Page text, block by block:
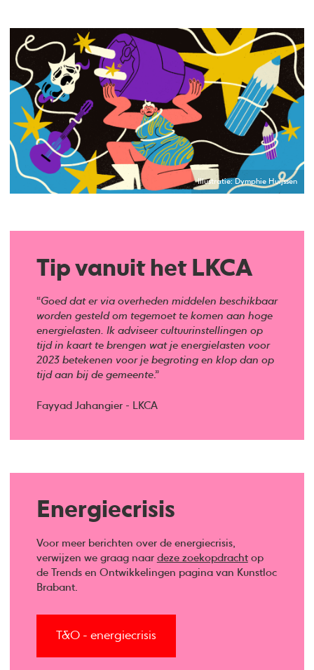
Illustratie: Dymphie Huijssen
Tip vanuit het LKCA
“Goed dat er via overheden middelen beschikbaar
worden gesteld om tegemoet te komen aan hoge
energielasten. Ik adviseer cultuurinstellingen op
tijd in kaart te brengen wat je energielasten voor
2023 betekenen voor je begroting en klop dan op
tijd aan bij de gemeente.”
Fayyad Jahangier - LKCA
Energiecrisis
Voor meer berichten over de energiecrisis,
verwijzen we graag naar deze zoekopdrachtop
de Trends en Ontwikkelingen pagina van Kunstloc
Brabant.
T&O - energiecrisis